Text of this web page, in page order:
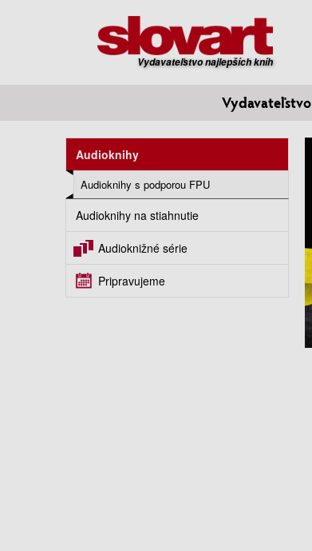
Vydavateľstvo najlepších kníh
Vydavateľstvo
Audioknihy
Audioknihy s podporou FPU
Audioknihy na stiahnutie
Audioknižné série
Pripravujeme